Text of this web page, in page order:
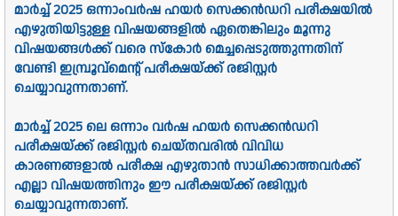
മാർച്ച് 2025 ഒന്നാംവർഷ ഹയർ സെക്കൻഡറി പരീക്ഷയിൽ
എഴുതിയിട്ടുള്ള വിഷയങ്ങളിൽ ഏതെങ്കിലും മൂന്നു
വിഷയങ്ങൾക്ക് വരെ സ്കോർ മെച്ചപ്പെടുത്തുന്നതിന്
വേണ്ടി ഇമ്പ്രൂവ്മെന്റ് പരീക്ഷയ്ക്ക് രജിസ്റ്റർ
ചെയ്യാവുന്നതാണ്.
മാർച്ച് 2025 ലെ ഒന്നാം വർഷ ഹയർ സെക്കൻഡറി
പരീക്ഷയ്ക്ക് രജിസ്റ്റർ ചെയ്തവരിൽ വിവിധ
കാരണങ്ങളാൽ പരീക്ഷ എഴുതാൻ സാധിക്കാത്തവർക്ക്
എല്ലാ വിഷയത്തിനും ഈ പരീക്ഷയ്ക്ക് രജിസ്റ്റർ
ചെയ്യാവുന്നതാണ്.